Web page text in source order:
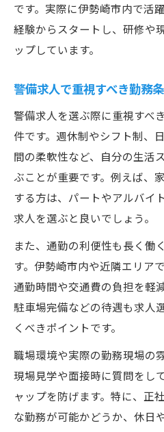
です。実際に伊勢崎市内で活
経験からスタートし、研修や
ップしています。
警備求人で重視すべき勤務
警備求人を選ぶ際に重視すべ
件です。週休制やシフト制、
間の柔軟性など、自分の生活
ぶことが重要です。例えば、
する方は、パートやアルバイ
求人を選ぶと良いでしょう。
また、通勤の利便性も長く働
す。伊勢崎市内や近隣エリア
通勤時間や交通費の負担を軽
駐車場完備などの待遇も求人
くべきポイントです。
職場環境や実際の勤務現場の
現場見学や面接時に質問をし
ャップを防げます。特に、正
な勤務が可能かどうか、休日